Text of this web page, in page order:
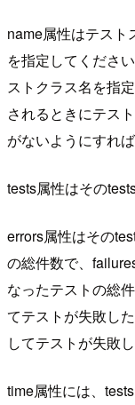
name属性はテスト
を指定してくださ
ストクラス名を指
されるときにテス
がないようにすれ
tests属性はその
errors属性はその
の総件数で、
なったテストの総
てテストが失敗し
してテストが失敗
time属性には、